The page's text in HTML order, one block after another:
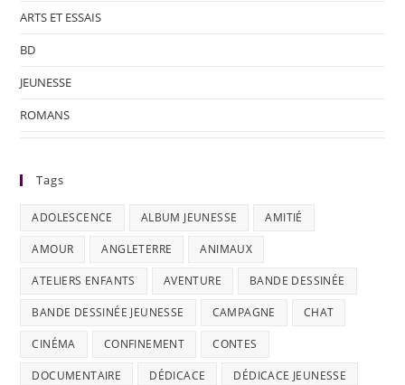
ARTS ET ESSAIS
BD
JEUNESSE
ROMANS
Tags
ADOLESCENCE ALBUM JEUNESSE AMITIÉ
AMOUR ANGLETERRE ANIMAUX
ATELIERS ENFANTS AVENTURE BANDE DESSINÉE
BANDE DESSINÉE JEUNESSE CAMPAGNE CHAT
CINÉMA CONFINEMENT CONTES
DOCUMENTAIRE DÉDICACE DÉDICACE JEUNESSE